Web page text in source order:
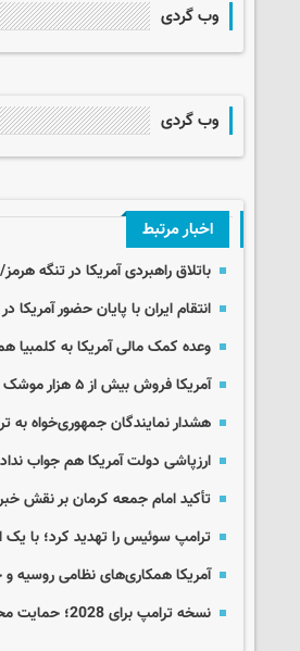
وب گردی
وب گردی
اخبار مرتبط
باتلاق راهبردی آمریکا در تنگه
انتقام ایران با پایان حضور
وعده کمک مالی آمریکا به کلمبیا
آمریکا فروش بیش از ۵ هزار موشک پاتریوت به چند کشور عربی را تائید کرد
هشدار نمایندگان جمهوری‌خواه به
ارزپاشی دولت آمریکا هم جواب
تأکید امام جمعه کرمان بر نقش
ترامپ سوئیس را تهدید کرد؛ با یک
آمریکا همکاری‌های نظامی روسیه
نسخه ترامپ برای 2028؛ حمایت محرمانه از نامزدی جی‌دی ونس